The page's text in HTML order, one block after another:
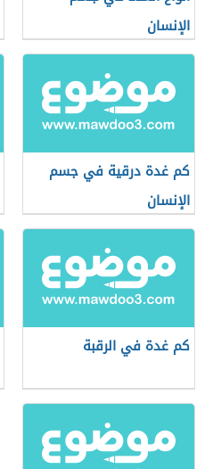
الإنسان
كم غدة درقية في جسم
الإنسان
كم غدة في الرقبة